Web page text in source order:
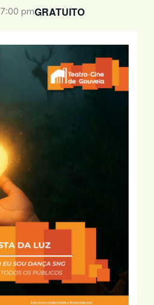
7:00 pmGRATUITO